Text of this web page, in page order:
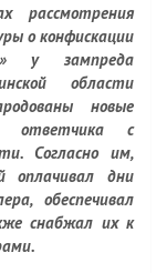
рассмотрения
о конфискации
у зампреда
области
новые
ответчика с
Согласно им,
оплачивал дни
обеспечивал
снабжал их к